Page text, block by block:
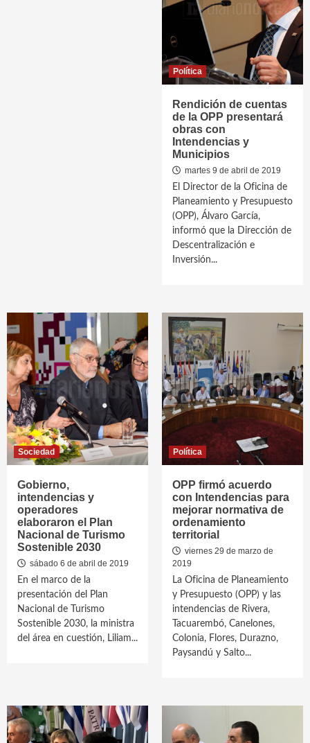
Política
Rendición de cuentas
de la OPP presentará
obras con
Intendencias y
Municipios
martes 9 de abril de 2019
El Director de la Oficina de
Planeamiento y Presupuesto
(OPP), Álvaro García,
informó que la Dirección de
Descentralización e
Inversión...
Sociedad
Gobierno,
intendencias y
operadores
elaboraron el Plan
Nacional de Turismo
Sostenible 2030
sábado 6 de abril de 2019
En el marco de la
presentación del Plan
Nacional de Turismo
Sostenible 2030, la ministra
del área en cuestión, Liliam...
Política
OPP firmó acuerdo
con Intendencias para
mejorar normativa de
ordenamiento
territorial
viernes 29 de marzo de
2019
La Oficina de Planeamiento
y Presupuesto (OPP) y las
intendencias de Rivera,
Tacuarembó, Canelones,
Colonia, Flores, Durazno,
Paysandú y Salto...